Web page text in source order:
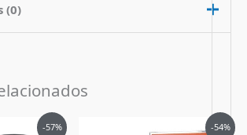
Italia
Eau de Parfum (edp)
(0)
en valorar “Perfume
Devotion hombre
-57% -54%